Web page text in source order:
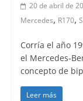
20 de abril de
Mercedes, R170,
Corría el año
el Mercedes-
concepto de
Leer más